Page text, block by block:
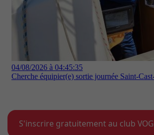
S'inscrire gratuitement au club VOG